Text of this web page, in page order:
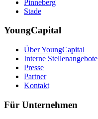
Pinneberg
Stade
YoungCapital
Über YoungCapital
Interne Stellenangebote
Presse
Partner
Kontakt
Für Unternehmen